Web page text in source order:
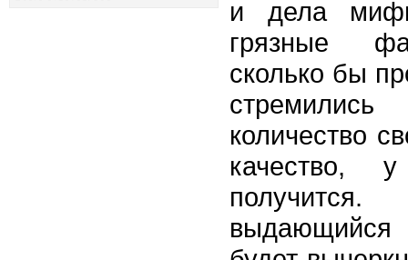
и дела
грязные
сколько бы
количество
качество,
выдающийся